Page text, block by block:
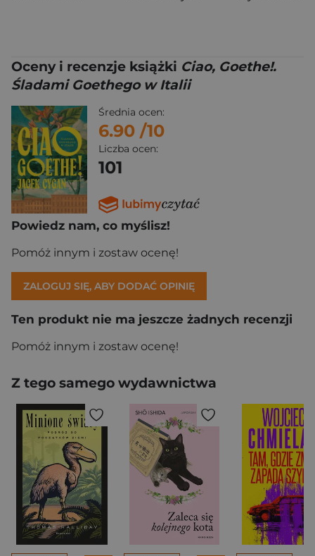
Oceny i recenzje książki Ciao, Goethe!.
Śladami Goethego w Italii
Średnia ocen:
6.90 /10
Liczba ocen:
101
Powiedz nam, co myślisz!
Pomóż innym i zostaw ocenę!
ZALOGUJ SIĘ, ABY DODAĆ OPINIĘ
Ten produkt nie ma jeszcze żadnych recenzji
Pomóż innym i zostaw ocenę!
Z tego samego wydawnictwa